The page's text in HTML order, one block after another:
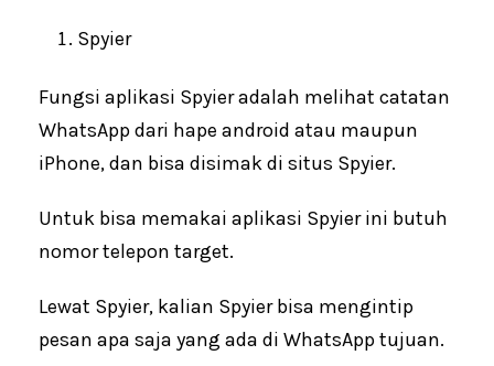
Spyier
Fungsi aplikasi Spyier adalah melihat catatan
WhatsApp dari hape android atau maupun
iPhone, dan bisa disimak di situs Spyier.
Untuk bisa memakai aplikasi Spyier ini butuh
nomor telepon target.
Lewat Spyier, kalian Spyier bisa mengintip
pesan apa saja yang ada di WhatsApp tujuan.